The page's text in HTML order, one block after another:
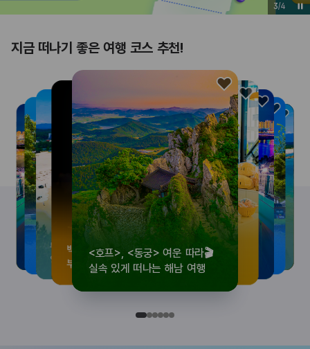
3/4
지금 떠나기 좋은 여행 코스 추천!
<호프>, <동궁> 여운 따라🎬
실속 있게 떠나는 해남 여행
로컬 감성 수집!
전국 로컬 기념품숍 3곳⭐
우리말이 더 재미있어지는
세종 한글 여행
숲길부터 천년 고찰까지!
마음에 쉼을 더하는 부안
뚜벅이 여행자 주목🚶
양양 1박 2일 코스
백제의 숨결을 따라,
부여에서 만나는 여름
<호프>, <동궁> 여운 따라🎬
실속 있게 떠나는 해남 여행
로컬 감성 수집!
전국 로컬 기념품숍 3곳⭐
우리말이 더 재미있어지는
세종 한글 여행
숲길부터 천년 고찰까지!
마음에 쉼을 더하는 부안
뚜벅이 여행자 주목🚶
양양 1박 2일 코스
백제의 숨결을 따라,
부여에서 만나는 여름
<호프>, <동궁> 여운 따라🎬
실속 있게 떠나는 해남 여행
로컬 감성 수집!
전국 로컬 기념품숍 3곳⭐
우리말이 더 재미있어지는
세종 한글 여행
숲길부터 천년 고찰까지!
마음에 쉼을 더하는 부안
뚜벅이 여행자 주목🚶
양양 1박 2일 코스
백제의 숨결을 따라,
부여에서 만나는 여름